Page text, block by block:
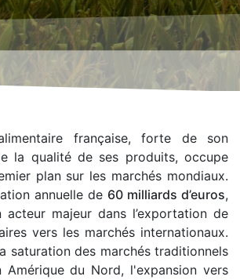
française, forte de son
la qualité de ses produits, occupe
plan sur les marchés mondiaux.
annuelle de 60 milliards d’euros,
acteur majeur dans l’exportation de
vers les marchés internationaux.
saturation des marchés traditionnels
du Nord, l'expansion vers